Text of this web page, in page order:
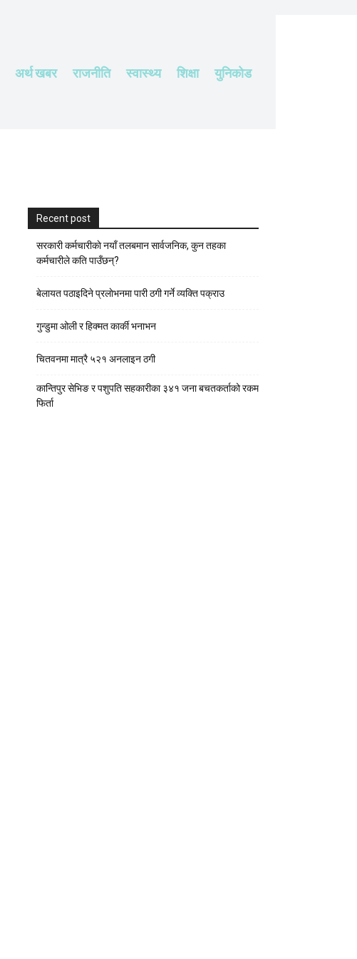
अर्थ खबर राजनीति स्वास्थ्य शिक्षा युनिकोड
Recent post
सरकारी कर्मचारीकाे नयाँ तलबमान सार्वजनिक, कुन तहका
कर्मचारीले कति पाउँछन्?
बेलायत पठाइदिने प्रलाेभनमा पारी ठगी गर्ने व्यक्ति पक्राउ
गुन्डुमा ओली र हिक्मत कार्की भनाभन
चितवनमा मात्रै ५२१ अनलाइन ठगी
कान्तिपुर सेभिङ र पशुपति सहकारीका ३४१ जना बचतकर्ताको रकम
फिर्ता